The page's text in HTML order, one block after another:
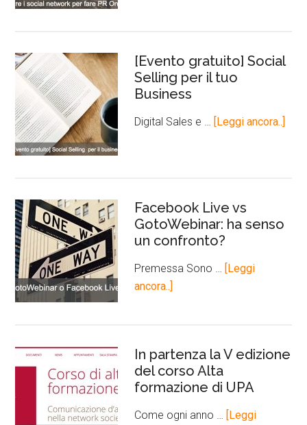
[Evento gratuito] Social
Selling per il tuo
Business
Digital Sales e … [Leggi ancora..]
Facebook Live vs
GotoWebinar: ha senso
un confronto?
Premessa Sono … [Leggi
ancora..]
In partenza la V edizione
del corso Alta
formazione di UPA
Come ogni anno … [Leggi